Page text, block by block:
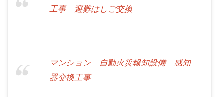
工事 避難はしご交換
マンション 自動火災報知設備 感知
器交換工事